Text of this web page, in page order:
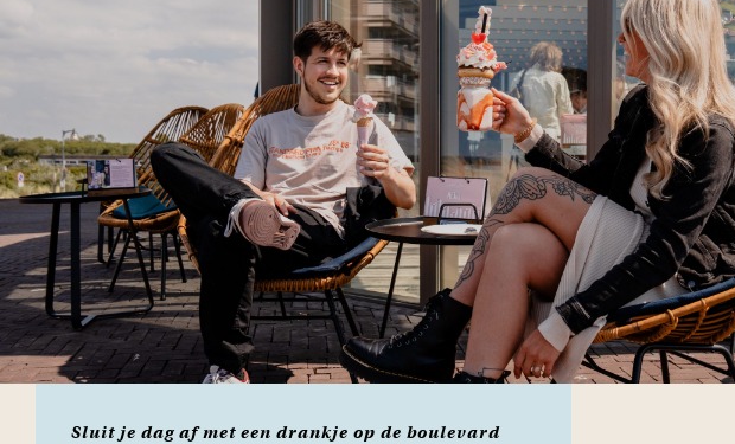
Sluit je dag af met een drankje op de boulevard